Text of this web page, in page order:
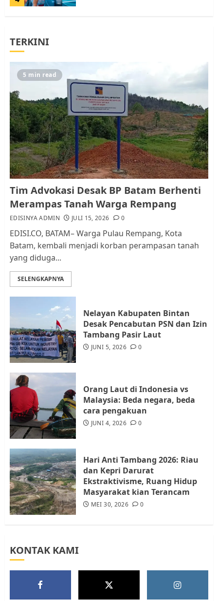
5
1
Pemko Batam Tegaskan RT dan
RW bukan Petugas Pendataan
dan Pemungutan Pajak
AGUSTUS 1, 2026 0
Kader Pajak jadi Penghubung
Pemerintah dan Masyarakat di
Lingkungan RT/RW
AGUSTUS 1, 2026
4
Warga Rempang Ajukan
Audiensi dengan Wali Kota
5
Tim Advokasi Desak BP Batam
Berhenti Merampas Tanah
TERKINI
5 min read
Tim Advokasi Desak BP Batam Berhenti
Merampas Tanah Warga Rempang
EDISINYA ADMIN JULI 15, 2026 0
EDISI.CO, BATAM– Warga Pulau Rempang, Kota
Batam, kembali menjadi korban perampasan tanah
yang diduga...
SELENGKAPNYA
Nelayan Kabupaten Bintan
Desak Pencabutan PSN dan Izin
Tambang Pasir Laut
JUNI 5, 2026 0
Orang Laut di Indonesia vs
Malaysia: Beda negara, beda
cara pengakuan
JUNI 4, 2026 0
Hari Anti Tambang 2026: Riau
dan Kepri Darurat
Ekstraktivisme, Ruang Hidup
Masyarakat kian Terancam
MEI 30, 2026 0
KONTAK KAMI